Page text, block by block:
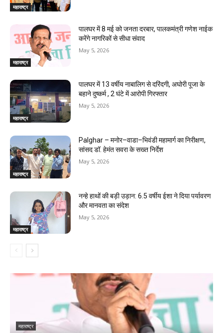
महाराष्ट्र
महाराष्ट्र
पालघर में 8 मई को जनता दरबार, पालकमंत्री गणेश नाईक
करेंगे नागरिकों से सीधा संवाद
May 5, 2026
महाराष्ट्र
पालघर में 13 वर्षीय नाबालिग से दरिंदगी, अघोरी पूजा के
बहाने दुष्कर्म , 2 घंटे में आरोपी गिरफ्तार
May 5, 2026
महाराष्ट्र
Palghar – मनोर–वाडा–भिवंडी महामार्ग का निरीक्षण,
सांसद डॉ. हेमंत सवरा के सख्त निर्देश
May 5, 2026
महाराष्ट्र
नन्हे हाथों की बड़ी उड़ान: 6.5 वर्षीय ईशा ने दिया पर्यावरण
और मानवता का संदेश
May 5, 2026
महाराष्ट्र